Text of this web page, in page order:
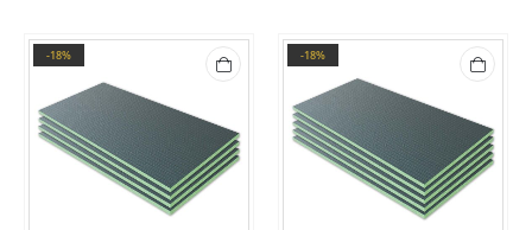
-18% -18%